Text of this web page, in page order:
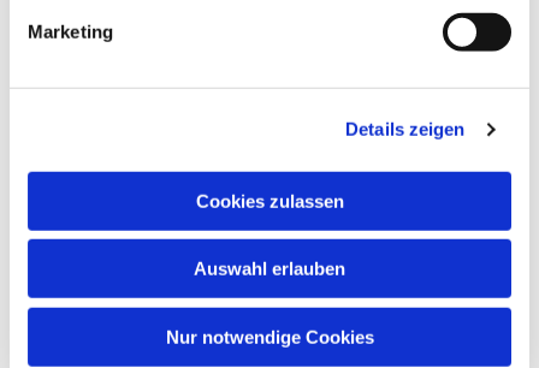
Marketing
Details zeigen
Cookies zulassen
Auswahl erlauben
Nur notwendige Cookies